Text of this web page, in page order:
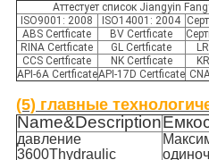
Аттестует список Jiangyin
ISO9001: 2008
ISO14001: 2004
ABS Certficate
BV Certficate
RINA Certficate
GL Certficate
CCS Certficate
NK Certficate
API-6A CertficateAPI-17D Certficate
(5) главные
Name&Description
давление
3600Thydraulic